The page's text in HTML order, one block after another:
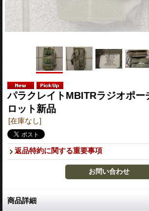
パラクレイトMBITRラジオポー
ロット新品
[在庫なし]
返品特約に関する重要事項
商品詳細